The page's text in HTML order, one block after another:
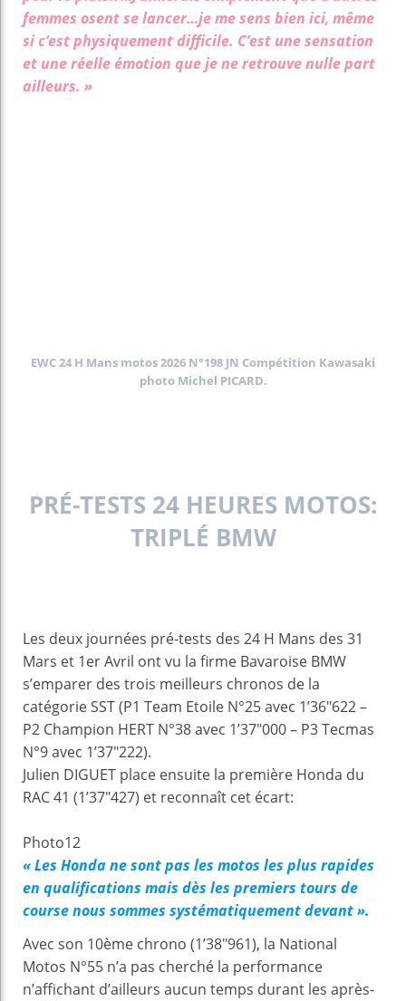
femmes osent se lancer…je me sens bien ici, même
si c’est physiquement difficile. C’est une sensation
et une réelle émotion que je ne retrouve nulle part
ailleurs. »
EWC 24 H Mans motos 2026 N°198 JN Compétition Kawasaki
photo Michel PICARD.
PRÉ-TESTS 24 HEURES MOTOS:
TRIPLÉ BMW
Les deux journées pré-tests des 24 H Mans des 31
Mars et 1er Avril ont vu la firme Bavaroise BMW
s’emparer des trois meilleurs chronos de la
catégorie SST (P1 Team Etoile N°25 avec 1’36″622 –
P2 Champion HERT N°38 avec 1’37″000 – P3 Tecmas
N°9 avec 1’37″222).
Julien DIGUET place ensuite la première Honda du
RAC 41 (1’37″427) et reconnaît cet écart:
Photo12
« Les Honda ne sont pas les motos les plus rapides
en qualifications mais dès les premiers tours de
course nous sommes systématiquement devant ».
Avec son 10ème chrono (1’38″961), la National
Motos N°55 n’a pas cherché la performance
n’affichant d’ailleurs aucun temps durant les après-